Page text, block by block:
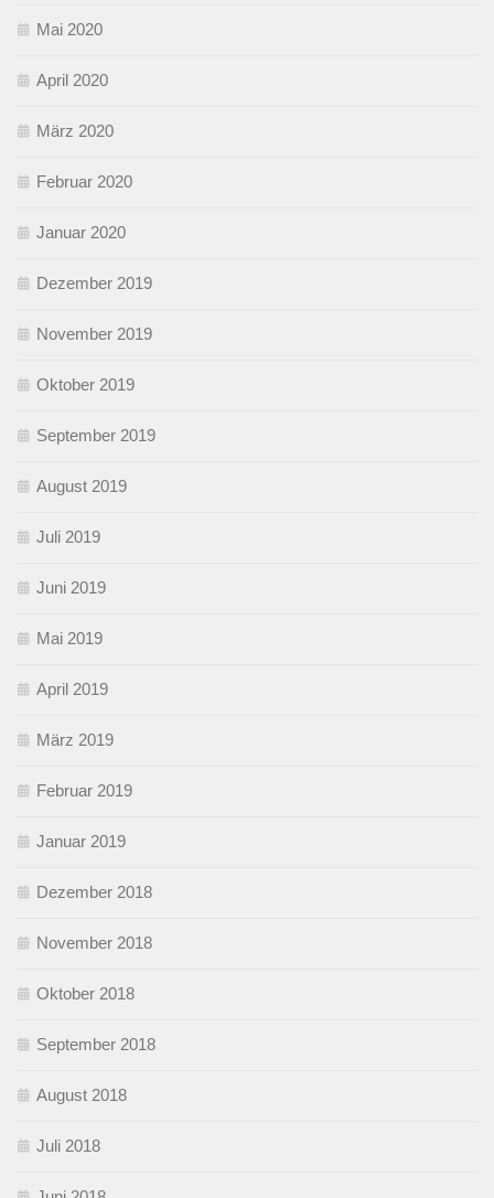
Mai 2020
April 2020
März 2020
Februar 2020
Januar 2020
Dezember 2019
November 2019
Oktober 2019
September 2019
August 2019
Juli 2019
Juni 2019
Mai 2019
April 2019
März 2019
Februar 2019
Januar 2019
Dezember 2018
November 2018
Oktober 2018
September 2018
August 2018
Juli 2018